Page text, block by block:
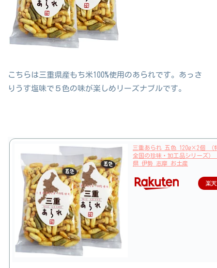
こちらは三重県産もち米100%使用のあられです。あっさ
りうす塩味で５色の味が楽しめリーズナブルです。
三重あられ 五色 120g×2個 （
全国の珍味・加工品シリーズ）
県 伊勢 志摩 お土産
楽